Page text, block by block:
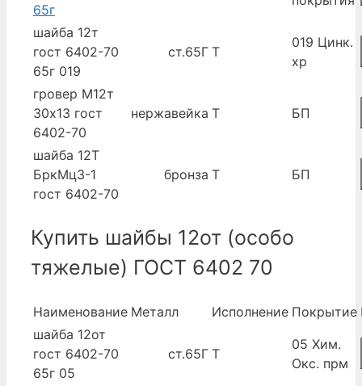
65г
шайба 12т
гост 6402-70
65г 019
ст.65Г Т
019 Цинк.
хр
гровер М12т
30х13 гост
6402-70
нержавейка Т БП
шайба 12Т
БркМц3-1
гост 6402-70
бронза Т БП
Купить шайбы 12от (особо
тяжелые) ГОСТ 6402 70
Наименование Металл Исполнение Покрытие
шайба 12от
гост 6402-70
65г 05
ст.65Г Т
05 Хим.
Окс. прм